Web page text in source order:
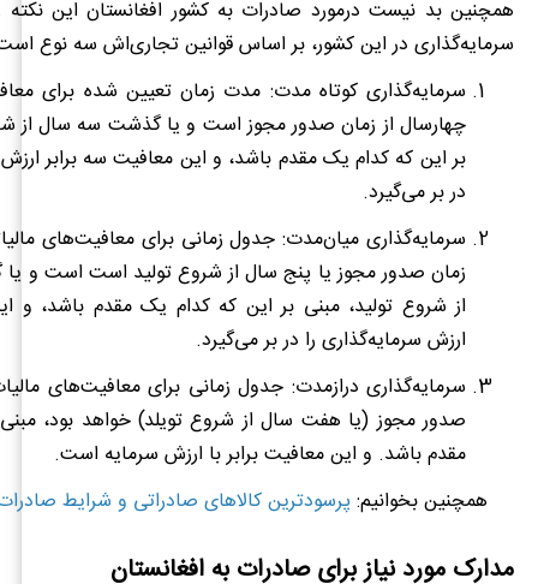
همچنین بد نیست درمورد صادرات به کشور افغانستان این نکته
سرمایه‌گذاری در این کشور، بر اساس قوانین تجاری‌اش سه نوع
سرمایه‌گذاری کوتاه مدت: مدت زمان تعیین شده برای
چهارسال از زمان صدور مجوز است و یا گذشت سه سال از
بر این که کدام یک مقدم باشد، و این معافیت سه برابر
در بر می‌گیرد.
سرمایه‌گذاری میان‌مدت: جدول زمانی برای معافیت‌های
زمان صدور مجوز یا پنج سال از شروع تولید است است و
از شروع تولید، مبنی بر این که کدام یک مقدم باشد، و
ارزش سرمایه‌گذاری را در بر می‌گیرد.
سرمایه‌گذاری درازمدت: جدول زمانی برای معافیتهای
صدور مجوز (یا هفت سال از شروع تویلد) خواهد بود،
مقدم باشد. و این معافیت برابر با ارزش سرمایه است.
همچنین بخوانیم: پرسودترین کالاهای صادراتی و شرایط
مدارک مورد نیاز برای صادرات به افغانستان